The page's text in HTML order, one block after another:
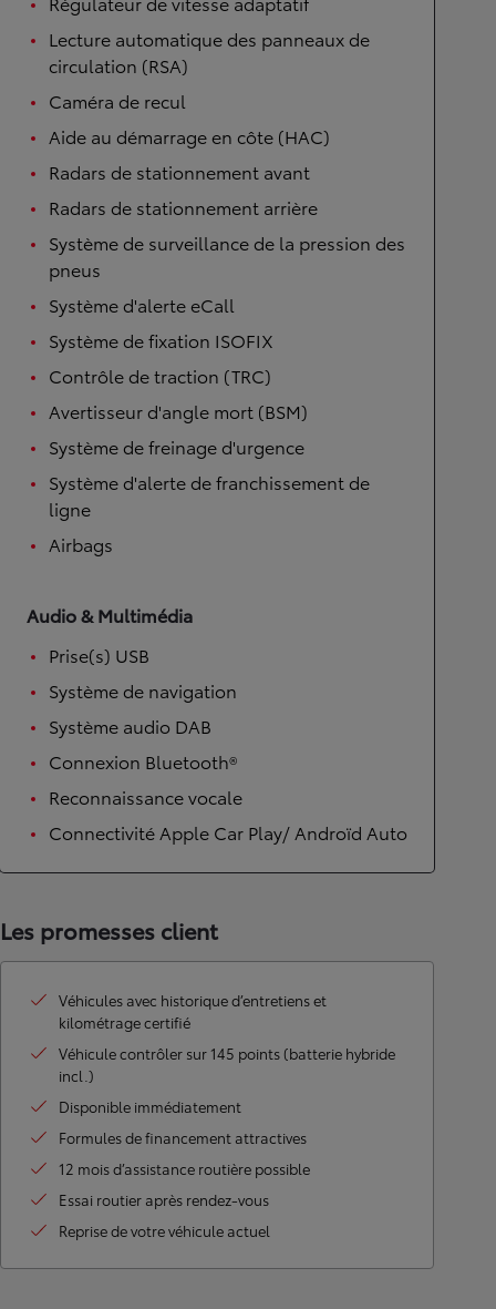
Lecture automatique des panneaux de
circulation (RSA)
Caméra de recul
Aide au démarrage en côte (HAC)
Radars de stationnement avant
Radars de stationnement arrière
Système de surveillance de la pression des
pneus
Système d'alerte eCall
Système de fixation ISOFIX
Contrôle de traction (TRC)
Avertisseur d'angle mort (BSM)
Système de freinage d'urgence
Système d'alerte de franchissement de
ligne
Airbags
Audio & Multimédia
Prise(s) USB
Système de navigation
Système audio DAB
Connexion Bluetooth®
Reconnaissance vocale
Connectivité Apple Car Play/ Androïd Auto
Les promesses client
Véhicules avec historique d’entretiens et
kilométrage certifié
Véhicule contrôler sur 145 points (batterie hybride
incl.)
Disponible immédiatement
Formules de financement attractives
12 mois d’assistance routière possible
Essai routier après rendez-vous
Reprise de votre véhicule actuel